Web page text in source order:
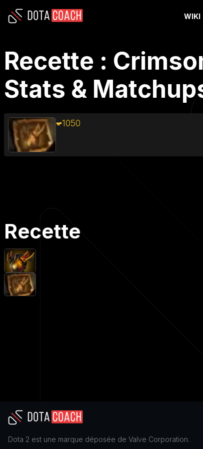
WIKI
Recette :
Stats &
1050
Recette
Dota 2 est une marque déposée de Valve Corporation.